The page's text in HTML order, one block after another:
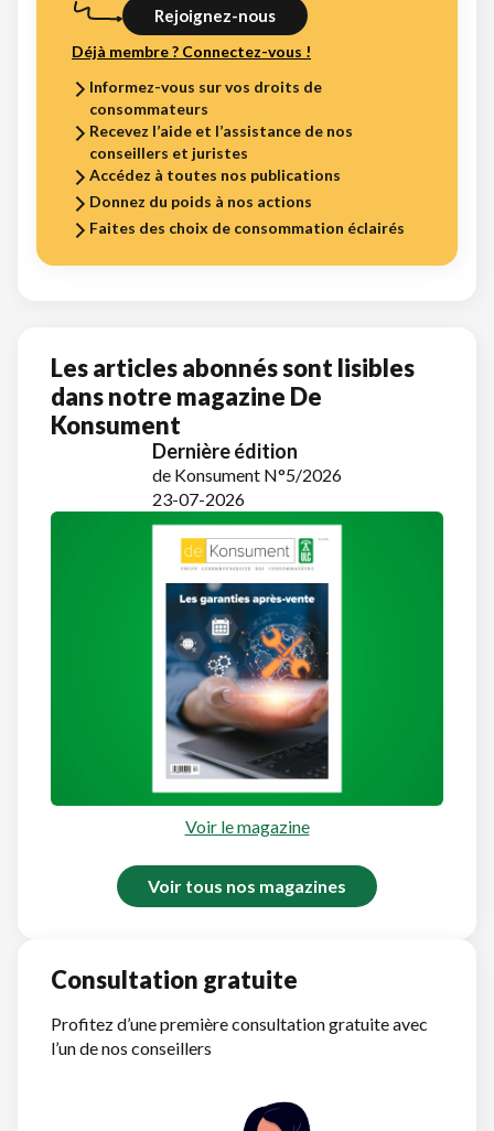
Rejoignez-nous
Déjà membre ? Connectez-vous !
Informez-vous sur vos droits de
consommateurs
Recevez l’aide et l’assistance de nos
conseillers et juristes
Accédez à toutes nos publications
Donnez du poids à nos actions
Faites des choix de consommation éclairés
Les articles abonnés sont lisibles
dans notre magazine De
Konsument
Dernière édition
de Konsument N°5/2026
23-07-2026
Voir le magazine
Voir tous nos magazines
Consultation gratuite
Profitez d’une première consultation gratuite avec
l’un de nos conseillers